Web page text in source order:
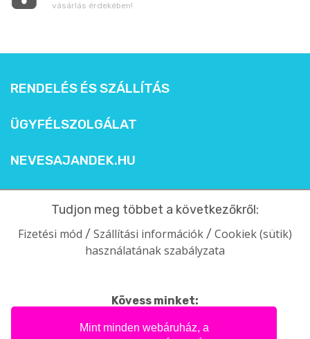
Mint minden webáruház, a
vásárlás érdekében!
RENDELÉS ÉS SZÁLLÍTÁS
ÜGYFÉLSZOLGÁLAT
NEVESAJANDEK.HU
Tudjon meg többet a következőkről:
Fizetési mód / Szállítási információk / Cookiek (sütik)
használatának szabályzata
Kövess minket:
facebook
intagram
pinterest
youtube